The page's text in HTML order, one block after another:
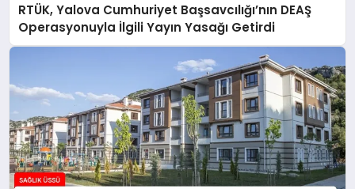
RTÜK, Yalova Cumhuriyet Başsavcılığı’nın DEAŞ
Operasyonuyla İlgili Yayın Yasağı Getirdi